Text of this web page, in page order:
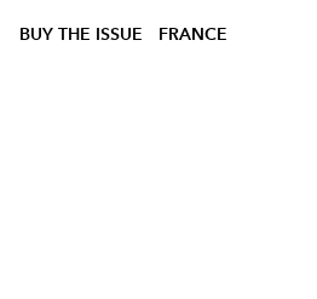
BUY THE ISSUE FRANCE